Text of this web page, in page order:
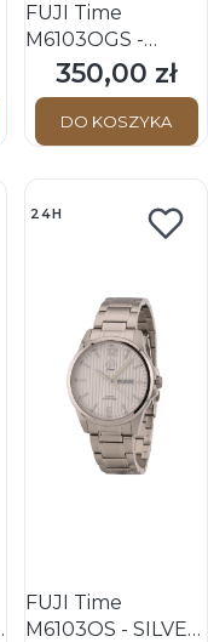
FUJI Time
M6103QGS -
GOLD - Męski -
Zegarek
kwarcowy na
bransolecie
Cena
350,00 zł
DO KOSZYKA
24H
FUJI Time
M6103QS - SILVER